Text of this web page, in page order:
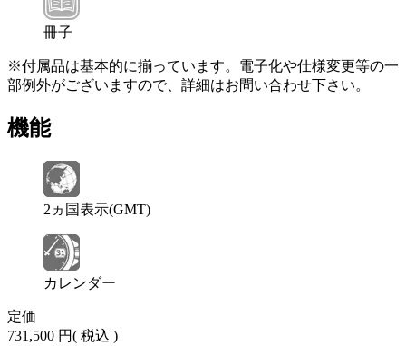
冊子
※付属品は基本的に揃っています。電子化や仕様変更等の一
部例外がございますので、詳細はお問い合わせ下さい。
機能
2ヵ国表示(GMT)
カレンダー
定価
731,500 円( 税込 )